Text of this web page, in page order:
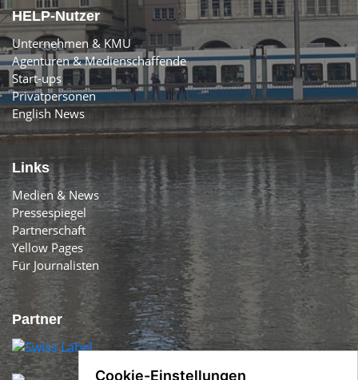
HELP-Nutzer
Unternehmen & KMU
Agenturen & Medienschaffende
Start-ups
Privatpersonen
English News
Links
Medien & News
Pressespiegel
Partnerschaft
Yellow Pages
Für Journalisten
Partner
Cookie-Einstellungen